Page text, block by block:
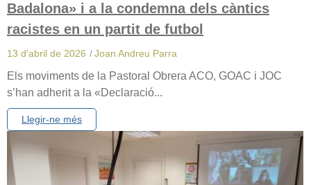
Badalona» i a la condemna dels càntics
racistes en un partit de futbol
13 d'abril de 2026 /Joan Andreu Parra
Els moviments de la Pastoral Obrera ACO, GOAC i JOC
s’han adherit a la «Declaració...
Llegir-ne més